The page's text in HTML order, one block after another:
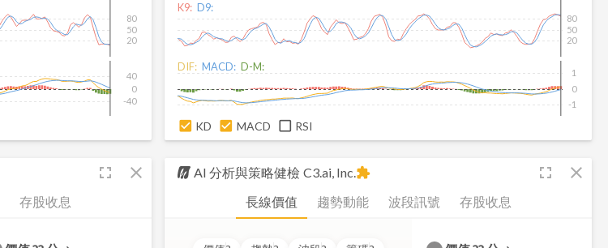
20
50
80
-40
0
40
K9: D9:
20
50
80
DIF: MACD: D-M:
-1
0
1
KD MACD RSI
fullscreen close
存股收息
AI 分析與策略健檢 C3.ai, Inc. fullscreen close
extension
長線價值 趨勢動能 波段訊號 存股收息